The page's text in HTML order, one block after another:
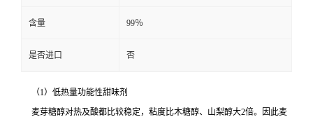
含量 99％
是否进口 否
（1）低热量功能性甜味剂
麦芽糖醇对热及酸都比较稳定，粘度比木糖醇、山梨醇大2倍。因此麦